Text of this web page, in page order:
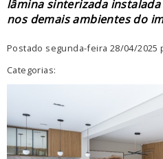
lâmina sinterizada
nos demais ambientes do
Postado segunda-feira 28/04/2025
Categorias: